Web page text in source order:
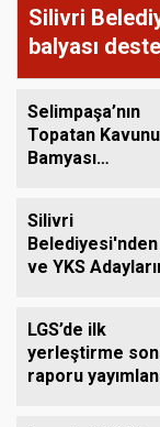
Silivri
balyası
Selimpaşa’nın
Topatan
Bamyası
Silivri
Belediyesi'nden
ve YKS
LGS’de ilk
yerleştirme
raporu